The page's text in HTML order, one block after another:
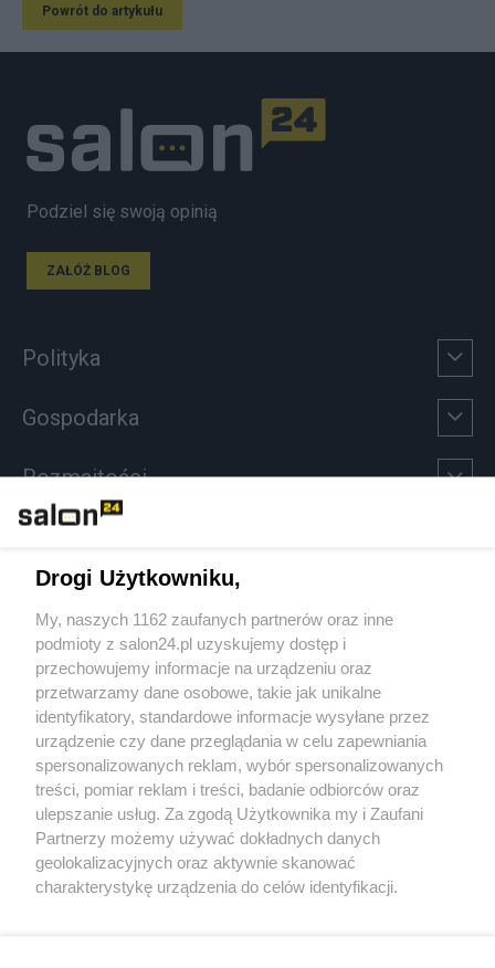
Powrót do artykułu
Podziel się swoją opinią
ZAŁÓŻ BLOG
Polityka
Gospodarka
Rozmaitości
Sport
Społeczeństwo
Kultura
X Facebook Instagram Youtube
Drogi Użytkowniku,
My, naszych 1162 zaufanych partnerów oraz inne
podmioty z salon24.pl uzyskujemy dostęp i
przechowujemy informacje na urządzeniu oraz
przetwarzamy dane osobowe, takie jak unikalne
identyfikatory, standardowe informacje wysyłane przez
urządzenie czy dane przeglądania w celu zapewniania
spersonalizowanych reklam, wybór spersonalizowanych
treści, pomiar reklam i treści, badanie odbiorców oraz
ulepszanie usług. Za zgodą Użytkownika my i Zaufani
Partnerzy możemy używać dokładnych danych
geolokalizacyjnych oraz aktywnie skanować
charakterystykę urządzenia do celów identyfikacji.